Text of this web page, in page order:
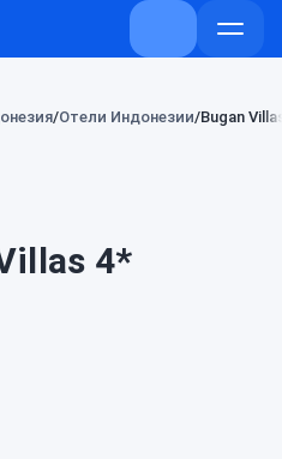
+7 (800) 707-
Отели Индонезии Bugan
4*